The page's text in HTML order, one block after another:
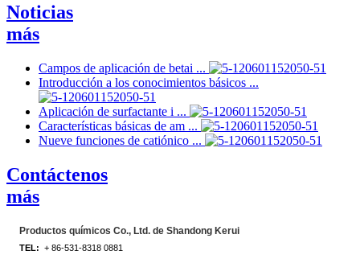
Noticias
más
Campos de aplicación de betai ...
Introducción a los conocimientos básicos ...
Aplicación de surfactante i ...
Características básicas de am ...
Nueve funciones de catiónico ...
Contáctenos
más
Productos químicos Co., Ltd. de Shandong Kerui
TEL: + 86-531-8318 0881